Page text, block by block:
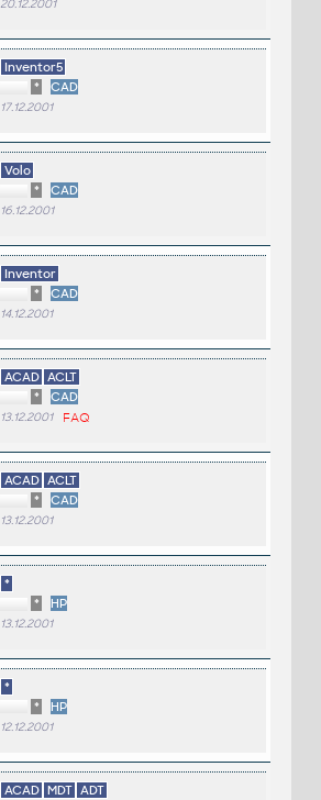
20.12.2001
Inventor5
*
CAD
17.12.2001
Volo
*
CAD
16.12.2001
Inventor
*
CAD
14.12.2001
ACAD ACLT
*
CAD
13.12.2001 FAQ
ACAD ACLT
*
CAD
13.12.2001
*
*
HP
13.12.2001
*
*
HP
12.12.2001
ACAD MDT ADT